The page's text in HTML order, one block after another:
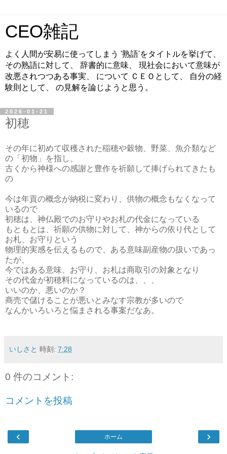
CEO雑記
よく人間が安易に使ってしまう '熟語'をタイトルを挙げて、
その熟語に対して、 辞書的に意味、 現社会において意味が
改悪されつつある事実、 について ＣＥＯとして、 自分の経
験則として、 の見解を論じようと思う。
2026-01-21
初穂
その年に初めて収穫された稲穂や穀物、野菜、魚介類など
の「初物」を指し、
古くから神様への感謝と豊作を祈願して捧げられてきたも
の
今は年貢の概念が納税に変わり、供物の概念もなくなって
いるので
初穂は、神仏殿でのお守りやお札の代金になっている
もともとは、祈願の供物に対して、神からの依り代として
お札、お守りという
物理的実感を伝えるもので、ある意味副産物の扱いであっ
たが、
今ではある意味、お守り、お札は商取引の対象となり
その代金が初穂料になっているのは、、、
いいのか、悪いのか？
商売で儲けることが悪いとみなす宗教が多いので
なんかいろいろと悩まされる事案だなあ。
いしさと 時刻: 7:28
0 件のコメント:
コメントを投稿
‹ ›
ホーム